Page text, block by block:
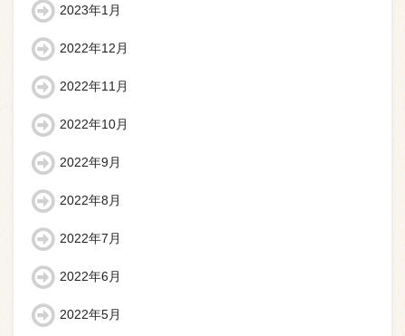
2023年1月
2022年12月
2022年11月
2022年10月
2022年9月
2022年8月
2022年7月
2022年6月
2022年5月